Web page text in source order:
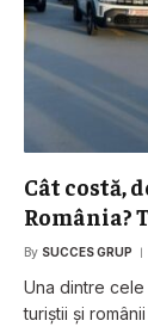
Cât costă,
România?
By SUCCES GRUP
Una dintre
turiștii și